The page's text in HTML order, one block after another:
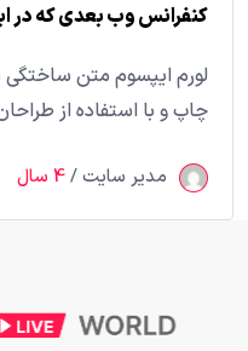
کنفرانس وب بعدی که در
لورم ایپسوم متن ساختگی
چاپ و با استفاده از
مدیر سایت /4 سال